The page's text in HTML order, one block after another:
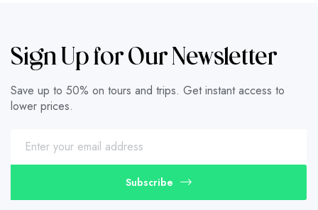
Sign Up for Our Newsletter
Save up to 50% on tours and trips. Get instant access to
lower prices.
Subscribe